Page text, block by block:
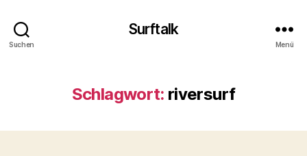
Suchen
Surftalk
Menü
Schlagwort: riversurf